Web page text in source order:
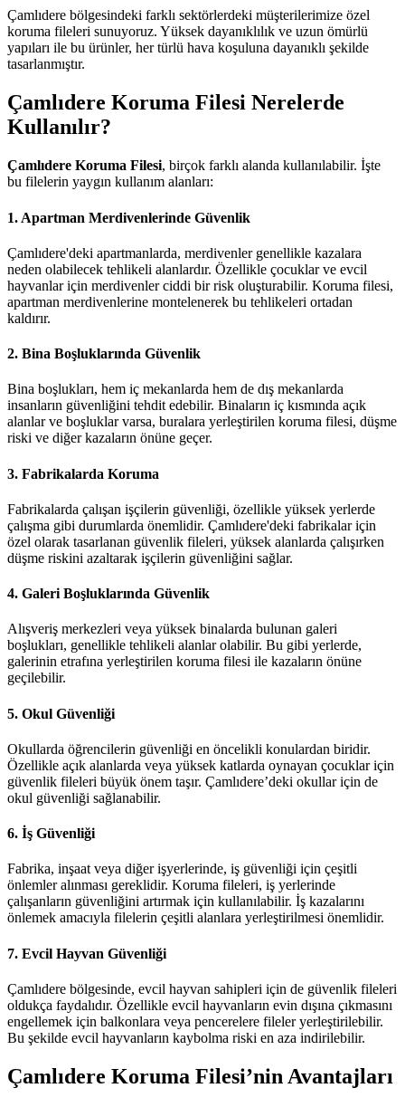
Çamlıdere bölgesindeki farklı sektörlerdeki müşterilerimize özel
koruma fileleri sunuyoruz. Yüksek dayanıklılık ve uzun ömürlü
yapıları ile bu ürünler, her türlü hava koşuluna dayanıklı şekilde
tasarlanmıştır.
Çamlıdere Koruma Filesi Nerelerde
Kullanılır?
Çamlıdere Koruma Filesi, birçok farklı alanda kullanılabilir. İşte
bu filelerin yaygın kullanım alanları:
1. Apartman Merdivenlerinde Güvenlik
Çamlıdere'deki apartmanlarda, merdivenler genellikle kazalara
neden olabilecek tehlikeli alanlardır. Özellikle çocuklar ve evcil
hayvanlar için merdivenler ciddi bir risk oluşturabilir. Koruma filesi,
apartman merdivenlerine montelenerek bu tehlikeleri ortadan
kaldırır.
2. Bina Boşluklarında Güvenlik
Bina boşlukları, hem iç mekanlarda hem de dış mekanlarda
insanların güvenliğini tehdit edebilir. Binaların iç kısmında açık
alanlar ve boşluklar varsa, buralara yerleştirilen koruma filesi, düşme
riski ve diğer kazaların önüne geçer.
3. Fabrikalarda Koruma
Fabrikalarda çalışan işçilerin güvenliği, özellikle yüksek yerlerde
çalışma gibi durumlarda önemlidir. Çamlıdere'deki fabrikalar için
özel olarak tasarlanan güvenlik fileleri, yüksek alanlarda çalışırken
düşme riskini azaltarak işçilerin güvenliğini sağlar.
4. Galeri Boşluklarında Güvenlik
Alışveriş merkezleri veya yüksek binalarda bulunan galeri
boşlukları, genellikle tehlikeli alanlar olabilir. Bu gibi yerlerde,
galerinin etrafına yerleştirilen koruma filesi ile kazaların önüne
geçilebilir.
5. Okul Güvenliği
Okullarda öğrencilerin güvenliği en öncelikli konulardan biridir.
Özellikle açık alanlarda veya yüksek katlarda oynayan çocuklar için
güvenlik fileleri büyük önem taşır. Çamlıdere’deki okullar için de
okul güvenliği sağlanabilir.
6. İş Güvenliği
Fabrika, inşaat veya diğer işyerlerinde, iş güvenliği için çeşitli
önlemler alınması gereklidir. Koruma fileleri, iş yerlerinde
çalışanların güvenliğini artırmak için kullanılabilir. İş kazalarını
önlemek amacıyla filelerin çeşitli alanlara yerleştirilmesi önemlidir.
7. Evcil Hayvan Güvenliği
Çamlıdere bölgesinde, evcil hayvan sahipleri için de güvenlik fileleri
oldukça faydalıdır. Özellikle evcil hayvanların evin dışına çıkmasını
engellemek için balkonlara veya pencerelere fileler yerleştirilebilir.
Bu şekilde evcil hayvanların kaybolma riski en aza indirilebilir.
Çamlıdere Koruma Filesi’nin Avantajları